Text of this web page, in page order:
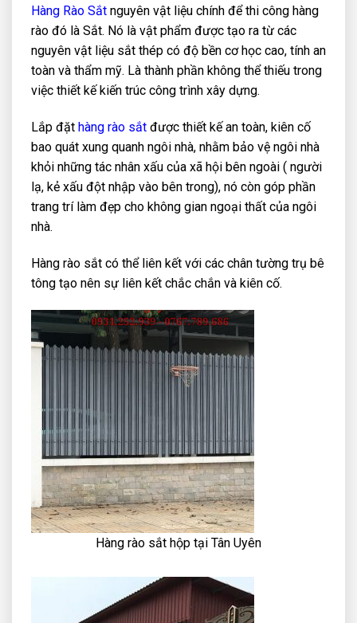
Hàng Rào Sắt nguyên vật liệu chính để thi công hàng
rào đó là Sắt. Nó là vật phẩm được tạo ra từ các
nguyên vật liệu sắt thép có độ bền cơ học cao, tính an
toàn và thẩm mỹ. Là thành phần không thể thiếu trong
việc thiết kế kiến trúc công trình xây dựng.
Lắp đặt hàng rào sắt được thiết kế an toàn, kiên cố
bao quát xung quanh ngôi nhà, nhằm bảo vệ ngôi nhà
khỏi những tác nhân xấu của xã hội bên ngoài ( người
lạ, kẻ xấu đột nhập vào bên trong), nó còn góp phần
trang trí làm đẹp cho không gian ngoại thất của ngôi
nhà.
Hàng rào sắt có thể liên kết với các chân tường trụ bê
tông tạo nên sự liên kết chắc chắn và kiên cố.
Hàng rào sắt hộp tại Tân Uyên